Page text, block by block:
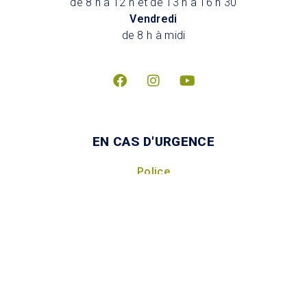
Vendredi
de 8 h à midi
EN CAS D'URGENCE
Police